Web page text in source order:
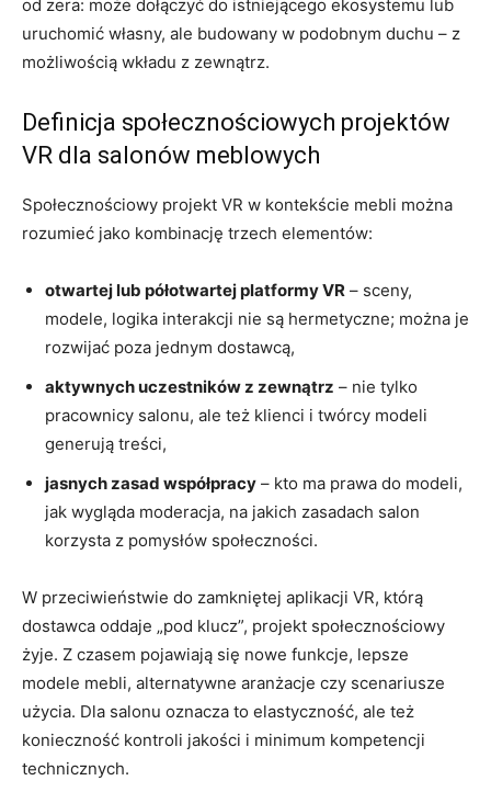
od zera: może dołączyć do istniejącego ekosystemu lub
uruchomić własny, ale budowany w podobnym duchu – z
możliwością wkładu z zewnątrz.
Definicja społecznościowych projektów
VR dla salonów meblowych
Społecznościowy projekt VR w kontekście mebli można
rozumieć jako kombinację trzech elementów:
otwartej lub półotwartej platformy VR – sceny,
modele, logika interakcji nie są hermetyczne; można je
rozwijać poza jednym dostawcą,
aktywnych uczestników z zewnątrz – nie tylko
pracownicy salonu, ale też klienci i twórcy modeli
generują treści,
jasnych zasad współpracy – kto ma prawa do modeli,
jak wygląda moderacja, na jakich zasadach salon
korzysta z pomysłów społeczności.
W przeciwieństwie do zamkniętej aplikacji VR, którą
dostawca oddaje „pod klucz”, projekt społecznościowy
żyje. Z czasem pojawiają się nowe funkcje, lepsze
modele mebli, alternatywne aranżacje czy scenariusze
użycia. Dla salonu oznacza to elastyczność, ale też
konieczność kontroli jakości i minimum kompetencji
technicznych.